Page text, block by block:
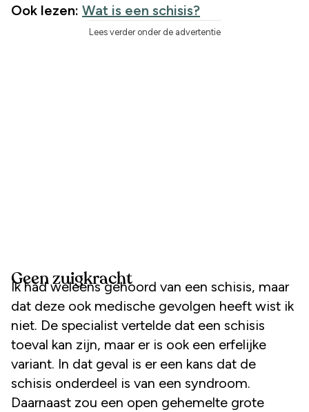
Ook lezen: Wat is een schisis?
Lees verder onder de advertentie
Geen zuigkracht
Ik had weleens gehoord van een schisis, maar
dat deze ook medische gevolgen heeft wist ik
niet. De specialist vertelde dat een schisis
toeval kan zijn, maar er is ook een erfelijke
variant. In dat geval is er een kans dat de
schisis onderdeel is van een syndroom.
Daarnaast zou een open gehemelte grote